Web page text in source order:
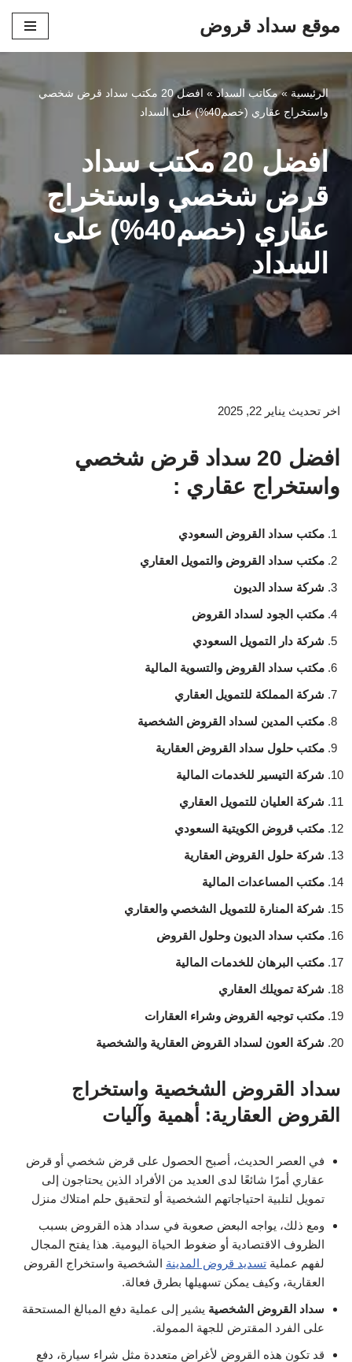
المحتوى
موقع سداد قروض
الرئيسية »مكاتب السداد»
افضل 20 مكتب سداد قرض شخصي
واستخراج عقاري (خصم40%) على السداد
افضل 20 مكتب سداد
قرض شخصي واستخراج
عقاري (خصم40%) على
السداد
اخر تحديث يناير 22, 2025
افضل 20 سداد قرض شخصي
واستخراج عقاري :
مكتب سداد القروض السعودي
مكتب سداد القروض والتمويل العقاري
شركة سداد الديون
مكتب الجود لسداد القروض
شركة دار التمويل السعودي
مكتب سداد القروض والتسوية المالية
شركة المملكة للتمويل العقاري
مكتب المدين لسداد القروض الشخصية
مكتب حلول سداد القروض العقارية
شركة التيسير للخدمات المالية
شركة العليان للتمويل العقاري
مكتب قروض الكويتية السعودي
شركة حلول القروض العقارية
مكتب المساعدات المالية
شركة المنارة للتمويل الشخصي والعقاري
مكتب سداد الديون وحلول القروض
مكتب البرهان للخدمات المالية
شركة تمويلك العقاري
مكتب توجيه القروض وشراء العقارات
شركة العون لسداد القروض العقارية والشخصية
سداد القروض الشخصية واستخراج
القروض العقارية: أهمية وآليات
في العصر الحديث، أصبح الحصول على قرض شخصي أو قرض
عقاري أمرًا شائعًا لدى العديد من الأفراد الذين يحتاجون إلى
تمويل لتلبية احتياجاتهم الشخصية أو لتحقيق حلم امتلاك منزل
ومع ذلك، يواجه البعض صعوبة في سداد هذه القروض بسبب
الظروف الاقتصادية أو ضغوط الحياة اليومية. هذا يفتح المجال
لفهم عملية تسديد قروض المدينة الشخصية واستخراج القروض
العقارية، وكيف يمكن تسهيلها بطرق فعالة.
سداد القروض الشخصية يشير إلى عملية دفع المبالغ المستحقة
على الفرد المقترض للجهة الممولة.
قد تكون هذه القروض لأغراض متعددة مثل شراء سيارة، دفع